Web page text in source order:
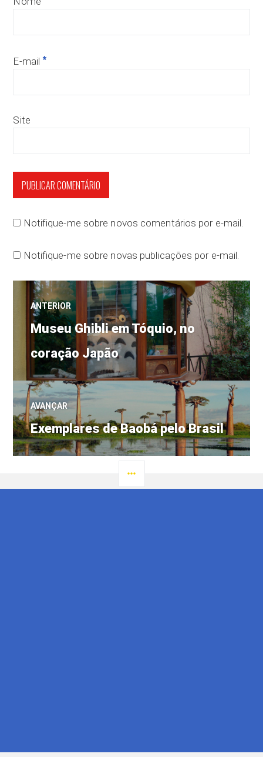
E-mail *
Site
Notifique-me sobre novos comentários por e-mail.
Notifique-me sobre novas publicações por e-mail.
Navegação
de
Post
ANTERIOR
Post
anterior:
Museu Ghibli em Tóquio, no
coração Japão
AVANÇAR
Próximo
post:
Exemplares de Baobá pelo Brasil